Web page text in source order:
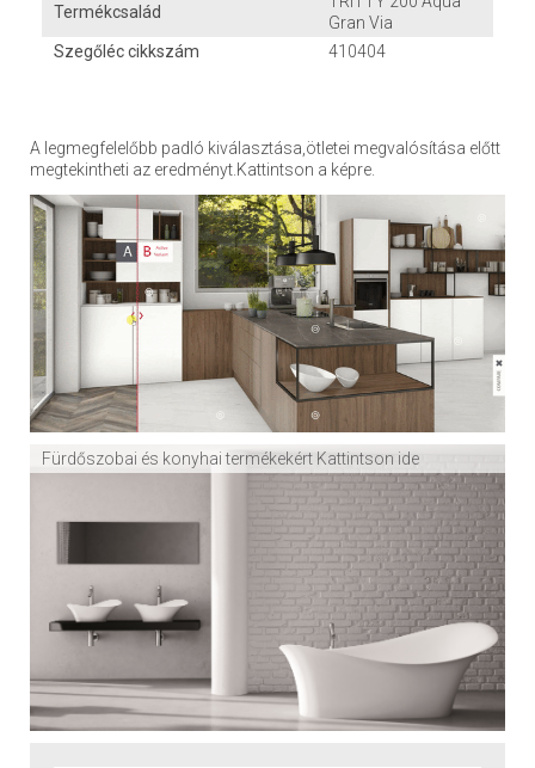
Termékcsalád
Gran Via
Szegőléc cikkszám
410404
A legmegfelelőbb padló kiválasztása,ötletei megvalósítása előtt
megtekintheti az eredményt.Kattintson a képre.
Fürdőszobai és konyhai termékekért Kattintson ide